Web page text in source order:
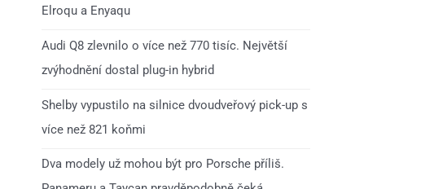
Elroqu a Enyaqu
Audi Q8 zlevnilo o více než 770 tisíc. Největší
zvýhodnění dostal plug-in hybrid
Shelby vypustilo na silnice dvoudveřový pick-up s
více než 821 koňmi
Dva modely už mohou být pro Porsche příliš.